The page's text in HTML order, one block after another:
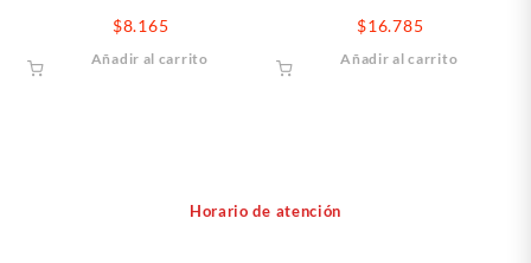
$8.165
Añadir al carrito
$16.785
Añadir al carrito
Horario de atención